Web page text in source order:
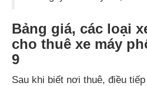
Bảng giá, các loại
cho thuê xe máy
9
Sau khi biết nơi thuê, điều